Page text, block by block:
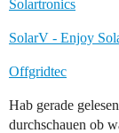
Solartronics
SolarV - Enjoy
Offgridtec
Hab gerade
durchschauen ob